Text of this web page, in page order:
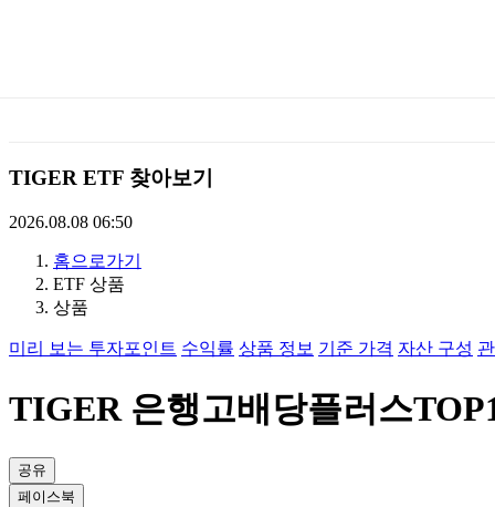
에
셋
TIGERETF
TIGER ETF 찾아보기
2026.08.08 06:50
홈으로가기
ETF 상품
상품
미리 보는 투자포인트 수익률 상품 정보 기준 가격 자산 구성
TIGER 은행고배당플러스
공유
페이스북